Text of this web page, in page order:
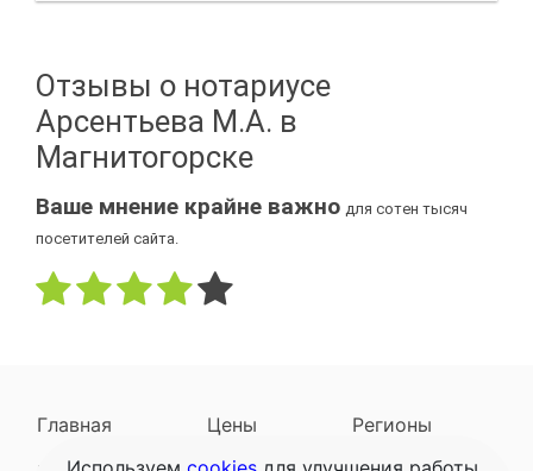
Отзывы о нотариусе
Арсентьева М.А. в
Магнитогорске
Ваше мнение крайне важно для сотен тысяч
посетителей сайта.
Главная Цены
Регионы